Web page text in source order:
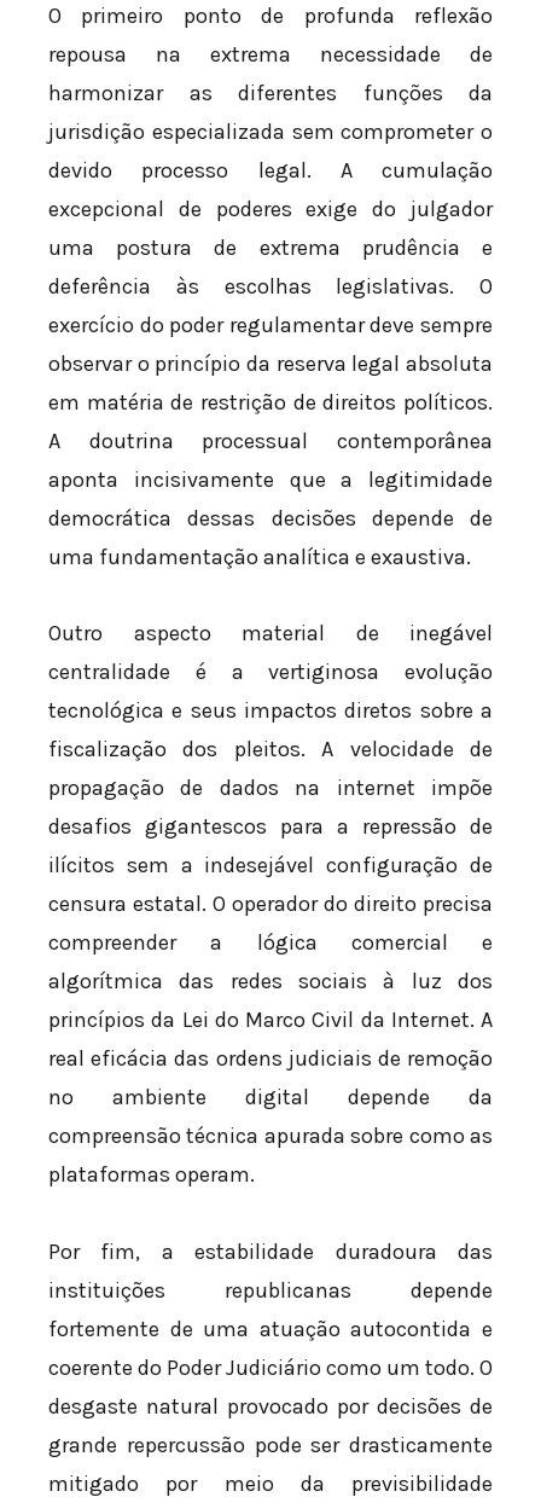
O primeiro ponto de profunda reflexão
repousa na extrema necessidade de
harmonizar as diferentes funções da
jurisdição especializada sem comprometer o
devido processo legal. A cumulação
excepcional de poderes exige do julgador
uma postura de extrema prudência e
deferência às escolhas legislativas. O
exercício do poder regulamentar deve sempre
observar o princípio da reserva legal absoluta
em matéria de restrição de direitos políticos.
A doutrina processual contemporânea
aponta incisivamente que a legitimidade
democrática dessas decisões depende de
uma fundamentação analítica e exaustiva.
Outro aspecto material de inegável
centralidade é a vertiginosa evolução
tecnológica e seus impactos diretos sobre a
fiscalização dos pleitos. A velocidade de
propagação de dados na internet impõe
desafios gigantescos para a repressão de
ilícitos sem a indesejável configuração de
censura estatal. O operador do direito precisa
compreender a lógica comercial e
algorítmica das redes sociais à luz dos
princípios da Lei do Marco Civil da Internet. A
real eficácia das ordens judiciais de remoção
no ambiente digital depende da
compreensão técnica apurada sobre como as
plataformas operam.
Por fim, a estabilidade duradoura das
instituições republicanas depende
fortemente de uma atuação autocontida e
coerente do Poder Judiciário como um todo. O
desgaste natural provocado por decisões de
grande repercussão pode ser drasticamente
mitigado por meio da previsibilidade